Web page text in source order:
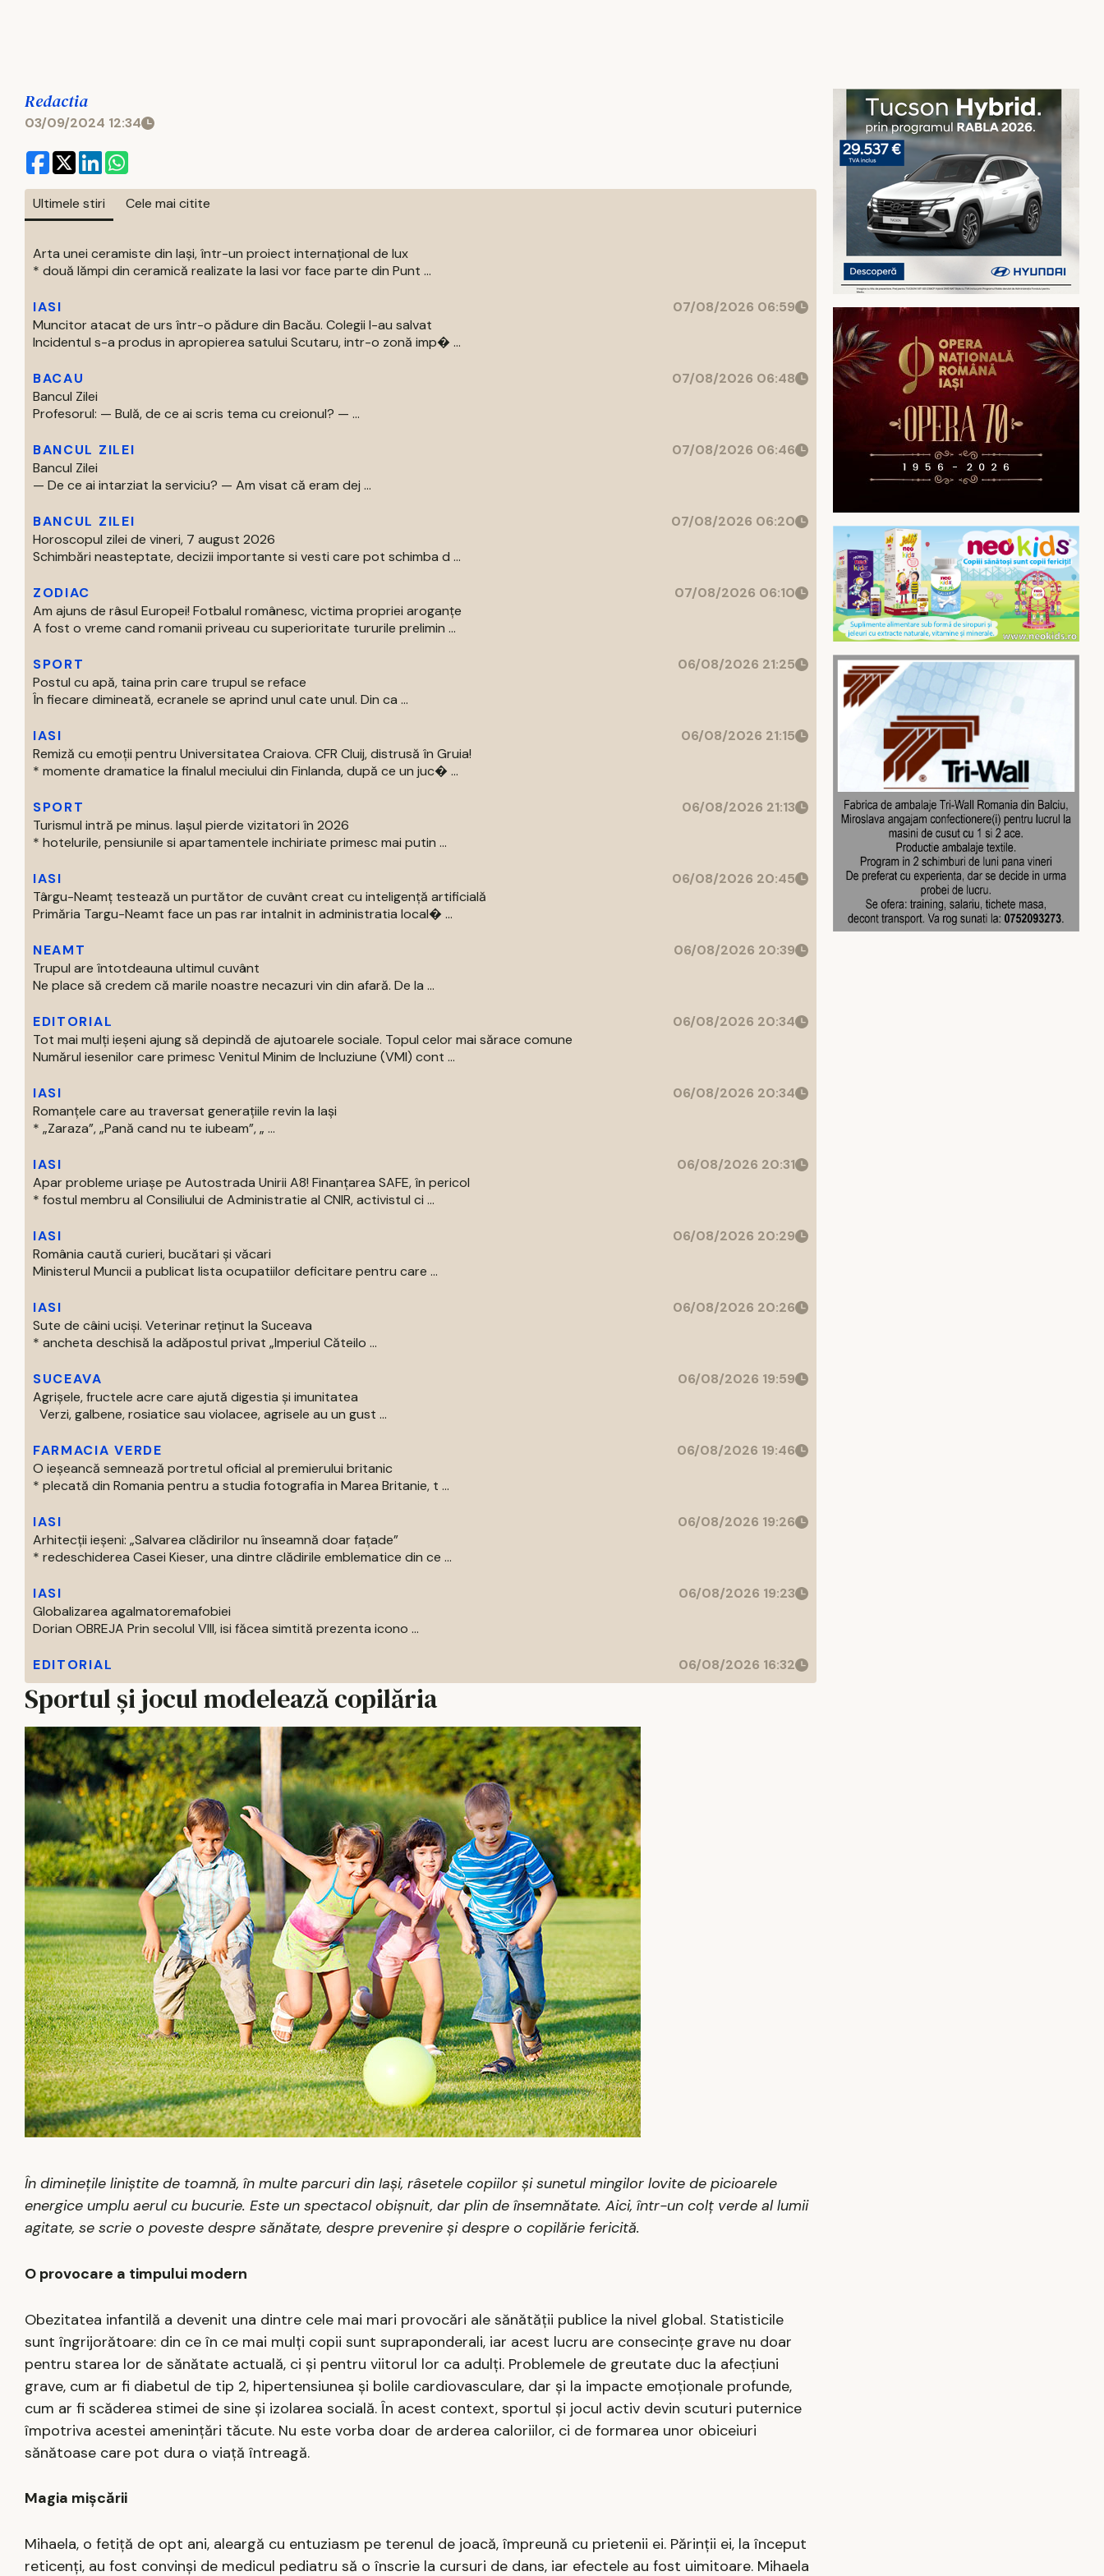
Redactia
03/09/2024 12:34
Ultimele stiri Cele mai citite
Arta unei ceramiste din Iași, într-un proiect internațional de lux
* două lămpi din ceramică realizate la Iasi vor face parte din Punt ...
IASI
07/08/2026 06:59
Muncitor atacat de urs într-o pădure din Bacău. Colegii l-au salvat
Incidentul s-a produs in apropierea satului Scutaru, intr-o zonă imp� ...
BACAU
07/08/2026 06:48
Bancul Zilei
Profesorul: — Bulă, de ce ai scris tema cu creionul? — ...
BANCUL ZILEI
07/08/2026 06:46
Bancul Zilei
— De ce ai intarziat la serviciu? — Am visat că eram dej ...
BANCUL ZILEI
07/08/2026 06:20
Horoscopul zilei de vineri, 7 august 2026
Schimbări neasteptate, decizii importante si vesti care pot schimba d ...
ZODIAC
07/08/2026 06:10
Am ajuns de râsul Europei! Fotbalul românesc, victima propriei aroganțe
A fost o vreme cand romanii priveau cu superioritate tururile prelimin ...
SPORT
06/08/2026 21:25
Postul cu apă, taina prin care trupul se reface
În fiecare dimineată, ecranele se aprind unul cate unul. Din ca ...
IASI
06/08/2026 21:15
Remiză cu emoții pentru Universitatea Craiova. CFR Cluij, distrusă în Gruia!
* momente dramatice la finalul meciului din Finlanda, după ce un juc� ...
SPORT
06/08/2026 21:13
Turismul intră pe minus. Iașul pierde vizitatori în 2026
* hotelurile, pensiunile si apartamentele inchiriate primesc mai putin ...
IASI
06/08/2026 20:45
Târgu-Neamț testează un purtător de cuvânt creat cu inteligență artificială
Primăria Targu-Neamt face un pas rar intalnit in administratia local� ...
NEAMT
06/08/2026 20:39
Trupul are întotdeauna ultimul cuvânt
Ne place să credem că marile noastre necazuri vin din afară. De la ...
EDITORIAL
06/08/2026 20:34
Tot mai mulți ieșeni ajung să depindă de ajutoarele sociale. Topul celor mai sărace comune
Numărul iesenilor care primesc Venitul Minim de Incluziune (VMI) cont ...
IASI
06/08/2026 20:34
Romanțele care au traversat generațiile revin la Iași
* „Zaraza”, „Pană cand nu te iubeam”, „ ...
IASI
06/08/2026 20:31
Apar probleme uriașe pe Autostrada Unirii A8! Finanțarea SAFE, în pericol
* fostul membru al Consiliului de Administratie al CNIR, activistul ci ...
IASI
06/08/2026 20:29
România caută curieri, bucătari și văcari
Ministerul Muncii a publicat lista ocupatiilor deficitare pentru care ...
IASI
06/08/2026 20:26
Sute de câini uciși. Veterinar reținut la Suceava
* ancheta deschisă la adăpostul privat „Imperiul Căteilo ...
SUCEAVA
06/08/2026 19:59
Agrișele, fructele acre care ajută digestia și imunitatea
Verzi, galbene, rosiatice sau violacee, agrisele au un gust ...
FARMACIA VERDE
06/08/2026 19:46
O ieșeancă semnează portretul oficial al premierului britanic
* plecată din Romania pentru a studia fotografia in Marea Britanie, t ...
IASI
06/08/2026 19:26
Arhitecții ieșeni: „Salvarea clădirilor nu înseamnă doar fațade”
* redeschiderea Casei Kieser, una dintre clădirile emblematice din ce ...
IASI
06/08/2026 19:23
Globalizarea agalmatoremafobiei
Dorian OBREJA Prin secolul VIII, isi făcea simtită prezenta icono ...
EDITORIAL 06/08/2026 16:32
Sportul și jocul modelează copilăria
În diminețile liniștite de toamnă, în multe parcuri din Iași, râsetele copiilor și sunetul mingilor lovite de picioarele
energice umplu aerul cu bucurie. Este un spectacol obișnuit, dar plin de însemnătate. Aici, într-un colț verde al lumii
agitate, se scrie o poveste despre sănătate, despre prevenire și despre o copilărie fericită.
O provocare a timpului modern
Obezitatea infantilă a devenit una dintre cele mai mari provocări ale sănătății publice la nivel global. Statisticile
sunt îngrijorătoare: din ce în ce mai mulți copii sunt supraponderali, iar acest lucru are consecințe grave nu doar
pentru starea lor de sănătate actuală, ci și pentru viitorul lor ca adulți. Problemele de greutate duc la afecțiuni
grave, cum ar fi diabetul de tip 2, hipertensiunea și bolile cardiovasculare, dar și la impacte emoționale profunde,
cum ar fi scăderea stimei de sine și izolarea socială. În acest context, sportul și jocul activ devin scuturi puternice
împotriva acestei amenințări tăcute. Nu este vorba doar de arderea caloriilor, ci de formarea unor obiceiuri
sănătoase care pot dura o viață întreagă.
Magia mișcării
Mihaela, o fetiță de opt ani, aleargă cu entuziasm pe terenul de joacă, împreună cu prietenii ei. Părinții ei, la început
reticenți, au fost convinși de medicul pediatru să o înscrie la cursuri de dans, iar efectele au fost uimitoare. Mihaela